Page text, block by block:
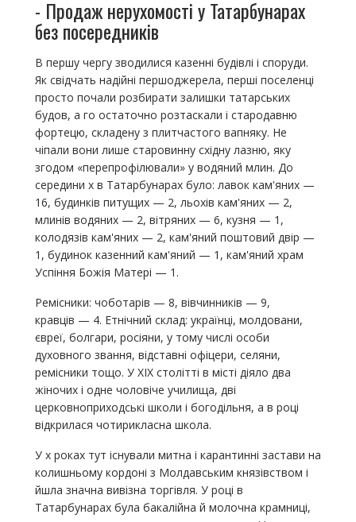
- Продаж нерухомості у Татарбунарах
без посередників
В першу чергу зводилися казенні будівлі і споруди.
Як свідчать надійні першоджерела, перші поселенці
просто почали розбирати залишки татарських
будов, а го остаточно розтаскали і стародавню
фортецю, складену з плитчастого вапняку. Не
чіпали вони лише старовинну східну лазню, яку
згодом «перепрофілювали» у водяний млин. До
середини х в Татарбунарах було: лавок кам'яних —
16, будинків питущих — 2, льохів кам'яних — 2,
млинів водяних — 2, вітряних — 6, кузня — 1,
колодязів кам'яних — 2, кам'яний поштовий двір —
1, будинок казенний кам'яний — 1, кам'яний храм
Успіння Божія Матері — 1.
Ремісники: чоботарів — 8, вівчинників — 9,
кравців — 4. Етнічний склад: українці, молдовани,
євреї, болгари, росіяни, у тому числі особи
духовного звання, відставні офіцери, селяни,
ремісники тощо. У XIX столітті в місті діяло два
жіночих і одне чоловіче училища, дві
церковноприходські школи і богодільня, а в році
відкрилася чотирикласна школа.
У х роках тут існували митна і карантинні застави на
колишньому кордоні з Молдавським князівством і
йшла значна вивізна торгівля. У році в
Татарбунарах була бакалійна й молочна крамниці,